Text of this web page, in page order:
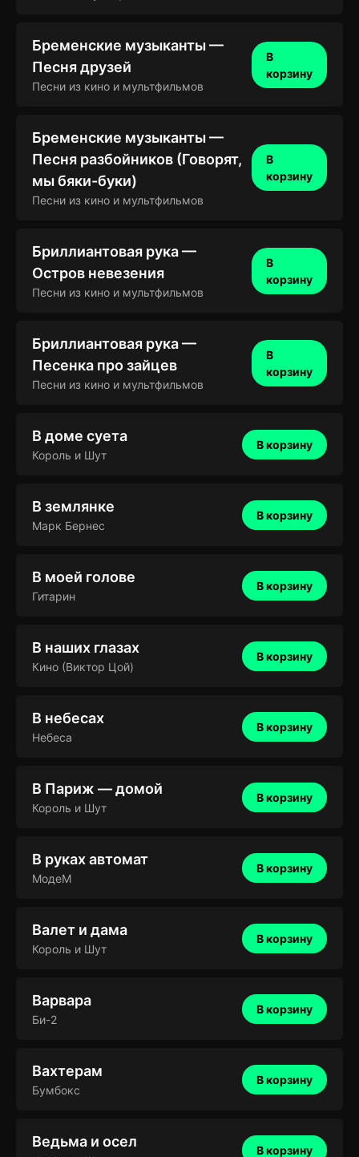
Бременские музыканты —
Песня друзей
Песни из кино и мультфильмов
В
корзину
Бременские музыканты —
Песня разбойников (Говорят,
мы бяки-буки)
Песни из кино и мультфильмов
В
корзину
Бриллиантовая рука —
Остров невезения
Песни из кино и мультфильмов
В
корзину
Бриллиантовая рука —
Песенка про зайцев
Песни из кино и мультфильмов
В
корзину
В доме суета
Король и Шут
В корзину
В землянке
Марк Бернес
В корзину
В моей голове
Гитарин
В корзину
В наших глазах
Кино (Виктор Цой)
В корзину
В небесах
Небеса
В корзину
В Париж — домой
Король и Шут
В корзину
В руках автомат
МодеМ
В корзину
Валет и дама
Король и Шут
В корзину
Варвара
Би-2
В корзину
Вахтерам
Бумбокс
В корзину
Ведьма и осел В корзину